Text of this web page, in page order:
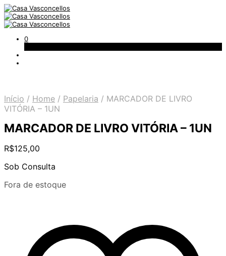
0
Início / Home / Papelaria / MARCADOR DE LIVRO
VITÓRIA – 1UN
MARCADOR DE LIVRO VITÓRIA – 1UN
R$125,00
Sob Consulta
Fora de estoque